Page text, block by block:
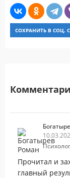
СОХРАНИТЬ В СОЦ.
Прочитал и
главный